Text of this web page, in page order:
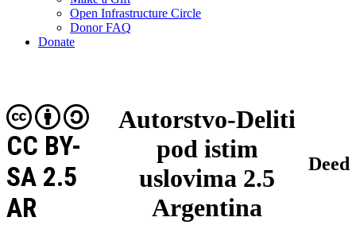
Open Infrastructure Circle
Donor FAQ
Donate
Autorstvo-Deliti
pod istim
uslovima 2.5
Argentina
CC BY-
SA 2.5
AR
Deed